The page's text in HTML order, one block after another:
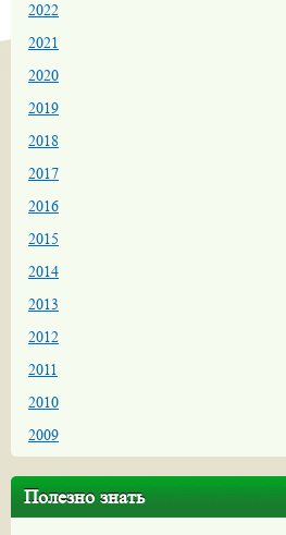
2022
2021
2020
2019
2018
2017
2016
2015
2014
2013
2012
2011
2010
2009
Полезно знать